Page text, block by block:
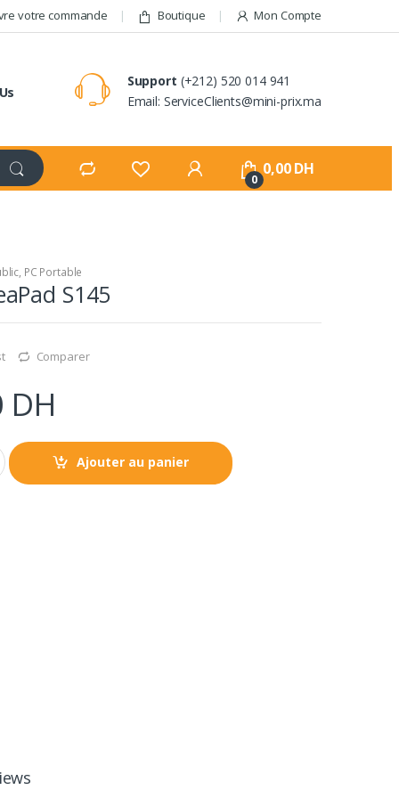
votre commande Boutique Mon Compte
Support (+212) 520 014 941
Email: ServiceClients@mini-prix.ma
0
0,00DH
, PC Portable
S145
Comparer
DH
Ajouter au panier